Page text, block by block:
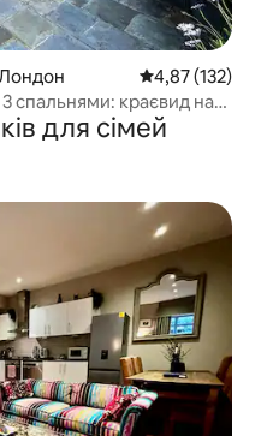
Лондон Середня
4,87 (132)
спальнями: краєвид на
для сімей